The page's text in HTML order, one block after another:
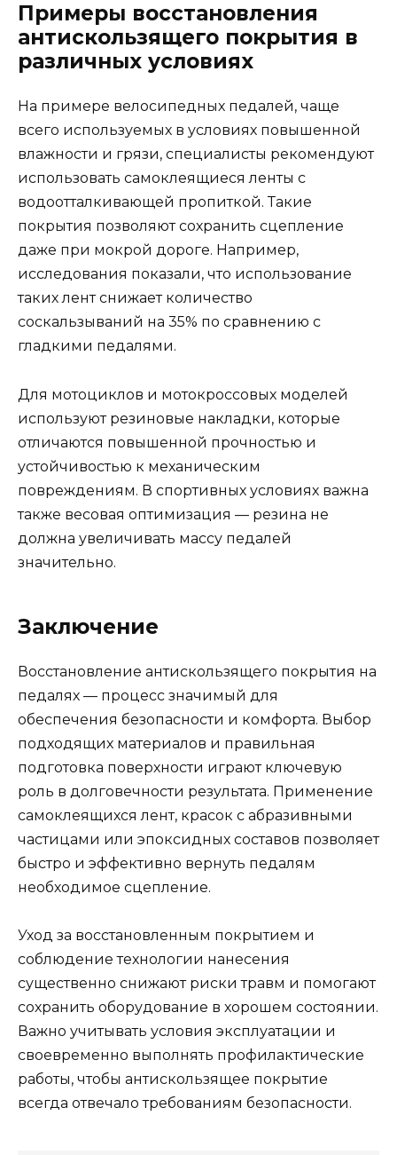
Примеры восстановления
антискользящего покрытия в
различных условиях
На примере велосипедных педалей, чаще
всего используемых в условиях повышенной
влажности и грязи, специалисты рекомендуют
использовать самоклеящиеся ленты с
водоотталкивающей пропиткой. Такие
покрытия позволяют сохранить сцепление
даже при мокрой дороге. Например,
исследования показали, что использование
таких лент снижает количество
соскальзываний на 35% по сравнению с
гладкими педалями.
Для мотоциклов и мотокроссовых моделей
используют резиновые накладки, которые
отличаются повышенной прочностью и
устойчивостью к механическим
повреждениям. В спортивных условиях важна
также весовая оптимизация — резина не
должна увеличивать массу педалей
значительно.
Заключение
Восстановление антискользящего покрытия на
педалях — процесс значимый для
обеспечения безопасности и комфорта. Выбор
подходящих материалов и правильная
подготовка поверхности играют ключевую
роль в долговечности результата. Применение
самоклеящихся лент, красок с абразивными
частицами или эпоксидных составов позволяет
быстро и эффективно вернуть педалям
необходимое сцепление.
Уход за восстановленным покрытием и
соблюдение технологии нанесения
существенно снижают риски травм и помогают
сохранить оборудование в хорошем состоянии.
Важно учитывать условия эксплуатации и
своевременно выполнять профилактические
работы, чтобы антискользящее покрытие
всегда отвечало требованиям безопасности.